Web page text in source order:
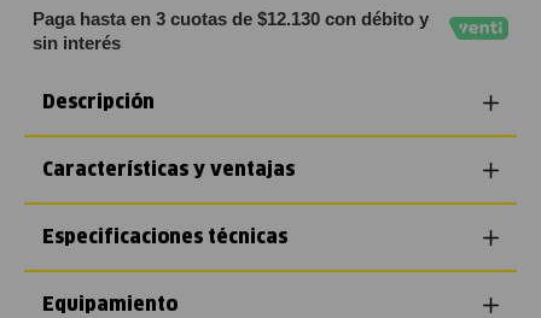
Paga hasta en 3 cuotas de $12.130 con débito y
sin interés
Descripción
Características y ventajas
Especificaciones técnicas
Equipamiento